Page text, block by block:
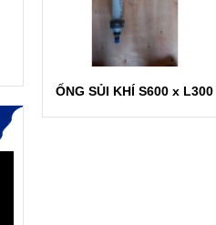
ỐNG SỦI KHÍ S600 x L300